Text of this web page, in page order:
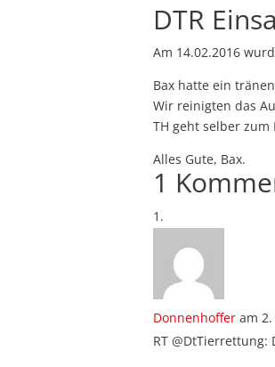
DTR
Am 14.02.2016
Bax hatte ein
Wir reinigten das
TH geht selber zum
Alles Gute, Bax.
1
Donnenhoffer am
RT @DtTierrettung: